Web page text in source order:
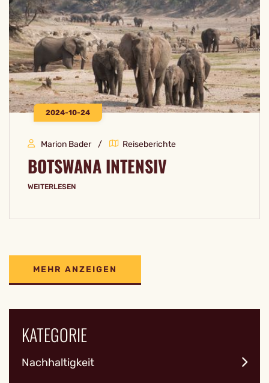
2024-10-24
Marion Bader Reiseberichte
BOTSWANA INTENSIV
WEITERLESEN
MEHR ANZEIGEN
KATEGORIE
Nachhaltigkeit